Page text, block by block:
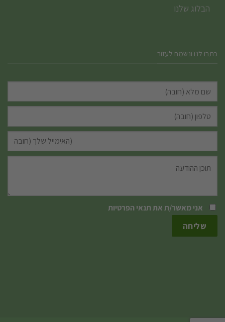
הבלוג שלנו
כתבו לנו ונשמח לעזור
אני מאשר/ת אתתנאי הפרטיות